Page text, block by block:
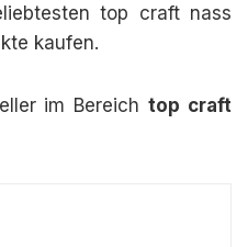
top craft nass
kaufen.
im Bereichtop craft